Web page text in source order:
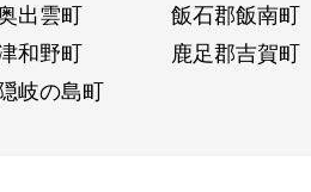
出雲町
飯石郡飯南町
和野町
鹿足郡吉賀町
岐の島町